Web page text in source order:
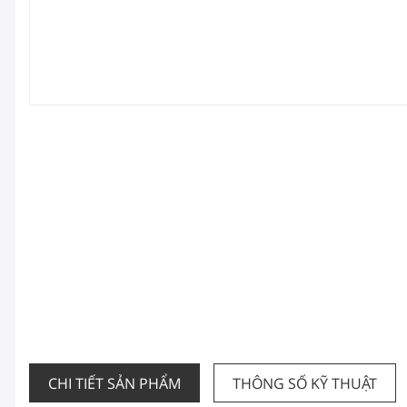
CHI TIẾT SẢN PHẨM THÔNG SỐ KỸ THUẬT